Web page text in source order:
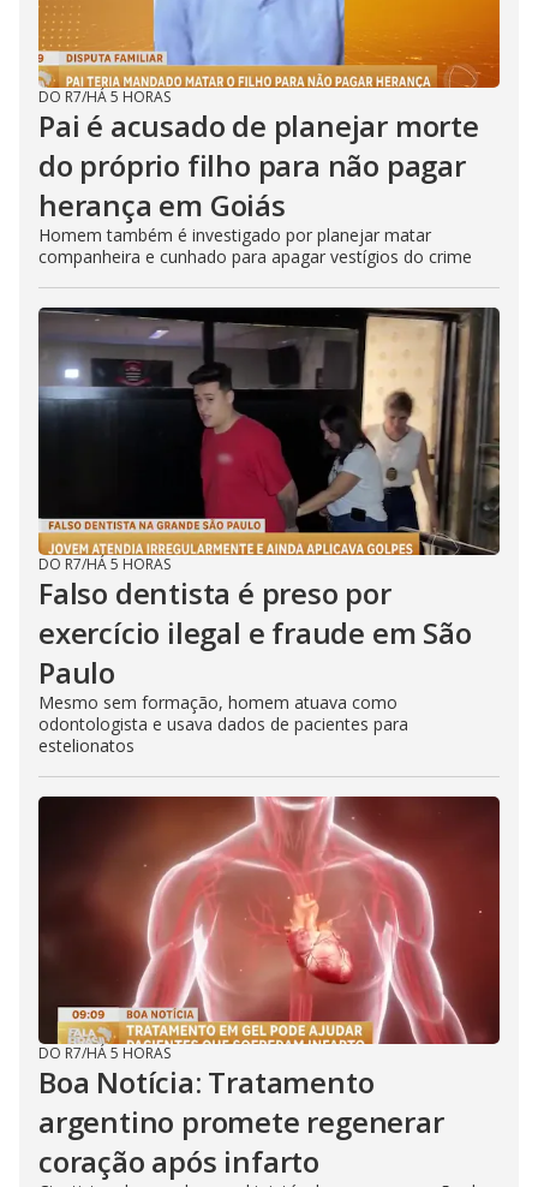
DO R7/HÁ 5 HORAS
Pai é acusado de planejar morte
do próprio filho para não pagar
herança em Goiás
Homem também é investigado por planejar matar
companheira e cunhado para apagar vestígios do crime
DO R7/HÁ 5 HORAS
Falso dentista é preso por
exercício ilegal e fraude em São
Paulo
Mesmo sem formação, homem atuava como
odontologista e usava dados de pacientes para
estelionatos
DO R7/HÁ 5 HORAS
Boa Notícia: Tratamento
argentino promete regenerar
coração após infarto